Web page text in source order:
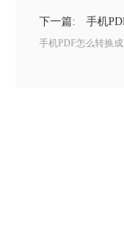
下一篇: 手机
手机PDF怎么转换